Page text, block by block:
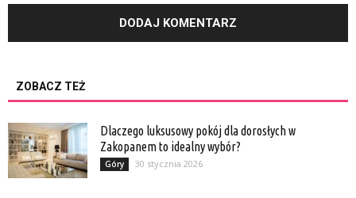
ZOBACZ TEŻ
Dlaczego luksusowy pokój dla dorosłych w
Zakopanem to idealny wybór?
Góry 30 stycznia 2026